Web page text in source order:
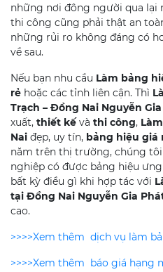
những nơi đông người qua lại
thi công cũng phải thật an
những rủi ro không đáng có
về sau.
Nếu bạn nhu cầu Làm bảng
rẻ hoặc các tỉnh liên cận. Thì
Trạch – Đồng Nai Nguyễn
xuất, thiết kếvà thi công,
Nai đẹp, uy tín, bảng hiệu giá
năm trên thị trường, chúng
nghiệp có được bảng hiệu
bất kỳ điều gì khi hợp tác với
tại Đồng Nai Nguyễn Gia
cao.
>>>>Xem thêm dịch vụ làm
>>>>Xem thêm báo giá hạng